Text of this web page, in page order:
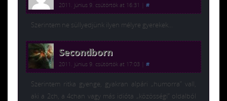
2011. június 9. csütörtök at 16:31 #
Szerintem ne süllyedjünk ilyen mélyre gyerekek…
Secondborn
2011. június 9. csütörtök at 17:03 #
Szerintem ritka gyenge, gyakran alpári „humorra” vall,
aki a 2ch, a 4chan vagy más idióta „közösségi” oldalból